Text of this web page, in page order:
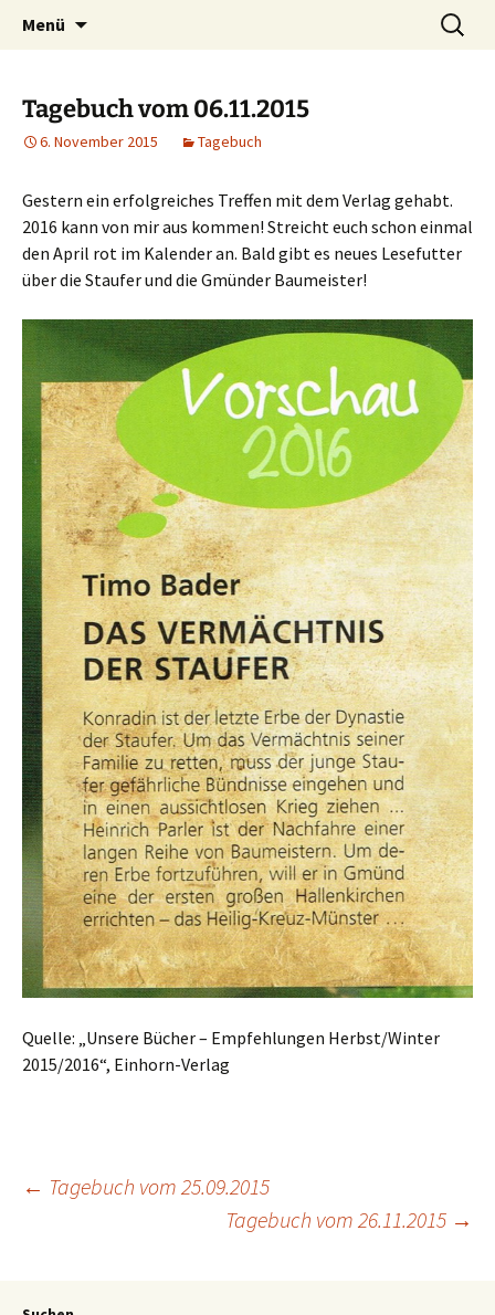
Timo Bader
Willkommen im Reich der Geschichten
Menü
Tagebuch vom 06.11.2015
6. November 2015 Tagebuch
Gestern ein erfolgreiches Treffen mit dem Verlag gehabt.
2016 kann von mir aus kommen! Streicht euch schon einmal
den April rot im Kalender an. Bald gibt es neues Lesefutter
über die Staufer und die Gmünder Baumeister!
Quelle: „Unsere Bücher – Empfehlungen Herbst/Winter
2015/2016“, Einhorn-Verlag
← Tagebuch vom 25.09.2015
Tagebuch vom 26.11.2015 →